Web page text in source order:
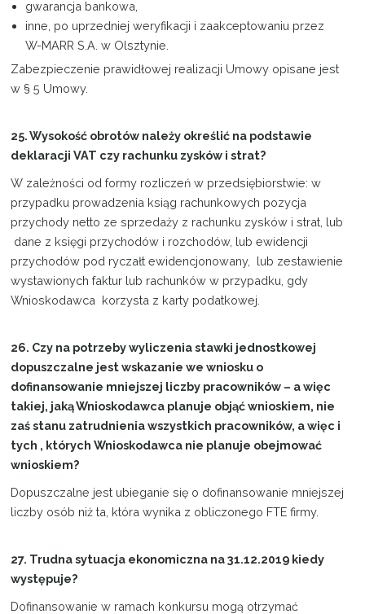
gwarancja bankowa,
inne, po uprzedniej weryfikacji i zaakceptowaniu przez
W-MARR S.A. w Olsztynie.
Zabezpieczenie prawidłowej realizacji Umowy opisane jest
w § 5 Umowy.
25. Wysokość obrotów należy określić na podstawie
deklaracji VAT czy rachunku zysków i strat?
W zależności od formy rozliczeń w przedsiębiorstwie: w
przypadku prowadzenia ksiąg rachunkowych pozycja
przychody netto ze sprzedaży z rachunku zysków i strat, lub
dane z księgi przychodów i rozchodów, lub ewidencji
przychodów pod ryczałt ewidencjonowany, lub zestawienie
wystawionych faktur lub rachunków w przypadku, gdy
Wnioskodawca korzysta z karty podatkowej.
26. Czy na potrzeby wyliczenia stawki jednostkowej
dopuszczalne jest wskazanie we wniosku o
dofinansowanie mniejszej liczby pracowników – a więc
takiej, jaką Wnioskodawca planuje objąć wnioskiem, nie
zaś stanu zatrudnienia wszystkich pracowników, a więc i
tych , których Wnioskodawca nie planuje obejmować
wnioskiem?
Dopuszczalne jest ubieganie się o dofinansowanie mniejszej
liczby osób niż ta, która wynika z obliczonego FTE firmy.
27. Trudna sytuacja ekonomiczna na 31.12.2019 kiedy
występuje?
Dofinansowanie w ramach konkursu mogą otrzymać